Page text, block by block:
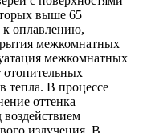
выше 65
к оплавлению,
межкомнатных
межкомнатных
отопительных
тепла. В процессе
оттенка
излучения. В